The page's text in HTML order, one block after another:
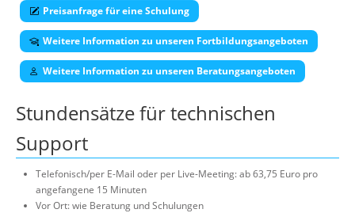
Preisanfrage für eine Schulung
Weitere Information zu unseren Fortbildungsangeboten
Weitere Information zu unseren Beratungsangeboten
Stundensätze für technischen
Support
Telefonisch/per E-Mail oder per Live-Meeting: ab 63,75 Euro pro
angefangene 15 Minuten
Vor Ort: wie Beratung und Schulungen